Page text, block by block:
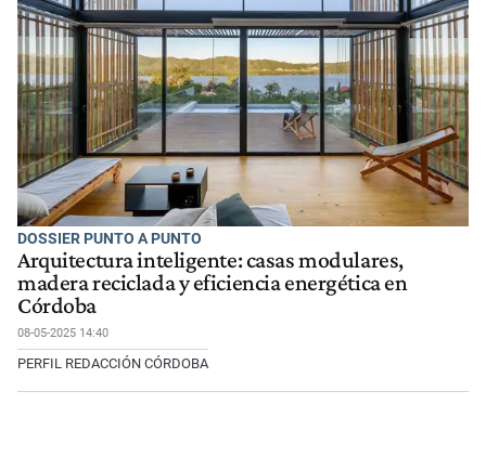
DOSSIER PUNTO A PUNTO
Arquitectura inteligente: casas modulares,
madera reciclada y eficiencia energética en
Córdoba
08-05-2025 14:40
PERFIL REDACCIÓN CÓRDOBA